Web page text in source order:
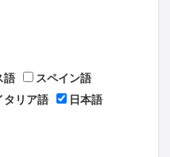
語
スペイン語
タリア語
日本語